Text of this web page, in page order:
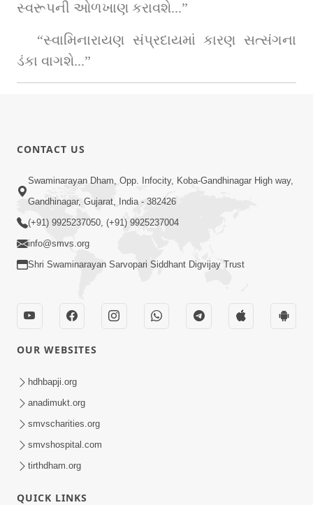
સ્વરૂપની ઓળખાણ કરાવશે...”
“સ્વામિનારાયણ સંપ્રદાયમાં કારણ સત્સંગના
ડંકા વાગશે...”
CONTACT US
Swaminarayan Dham, Opp. Infocity, Koba-Gandhinagar High way,
Gandhinagar, Gujarat, India - 382426
(+91) 9925237050, (+91) 9925237004
info@smvs.org
Shri Swaminarayan Sarvopari Siddhant Digvijay Trust
OUR WEBSITES
hdhbapji.org
anadimukt.org
smvscharities.org
smvshospital.com
tirthdham.org
QUICK LINKS